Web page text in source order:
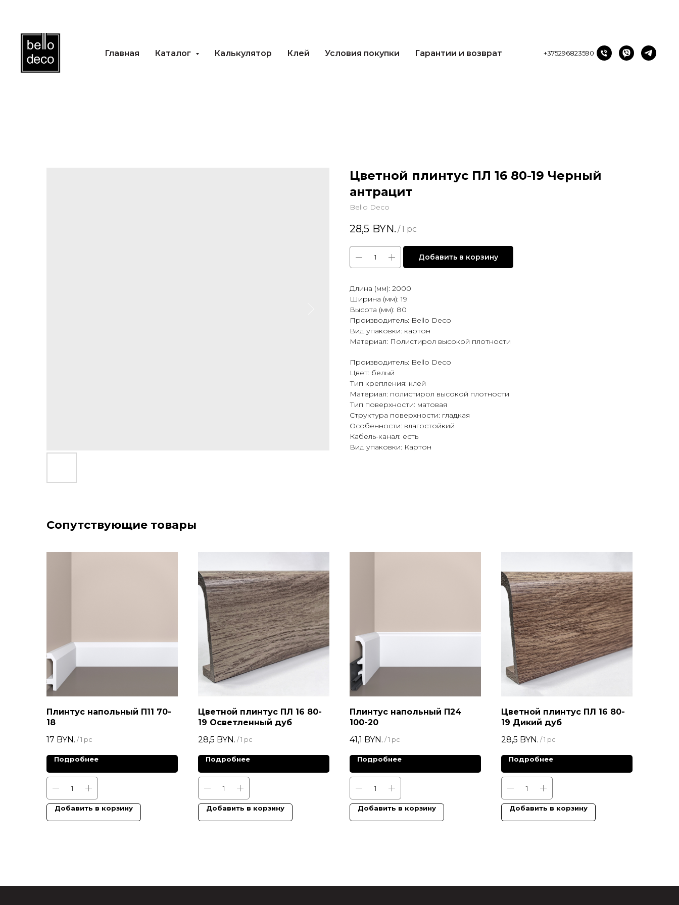
Главная Каталог Калькулятор Клей Условия покупки Гарантии и возврат +375296823590
Цветной плинтус ПЛ 16 80-19 Черный
антрацит
Bello Deco
28,5 BYN. /1 pc
Добавить в корзину
Длина (мм): 2000
Ширина (мм): 19
Высота (мм): 80
Производитель: Bello Deco
Вид упаковки: картон
Материал: Полистирол высокой плотности
Производитель: Bello Deco
Цвет: белый
Тип крепления: клей
Материал: полистирол высокой плотности
Тип поверхности: матовая
Структура поверхности: гладкая
Особенности: влагостойкий
Кабель-канал: есть
Вид упаковки: Картон
Сопутствующие товары
Плинтус напольный П11 70-
18
17 BYN. / 1 pc
Подробнее
Добавить в корзину
Цветной плинтус ПЛ 16 80-
19 Осветленный дуб
28,5 BYN. / 1 pc
Подробнее
Добавить в корзину
Плинтус напольный П24
100-20
41,1 BYN. / 1 pc
Подробнее
Добавить в корзину
Цветной плинтус ПЛ 16 80-
19 Дикий дуб
28,5 BYN. / 1 pc
Подробнее
Добавить в корзину